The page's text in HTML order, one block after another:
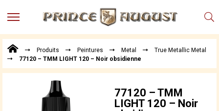
MENU
Points
de
Vente
Actualités
Produits Peintures Metal
True Metallic Metal
77120 – TMM LIGHT 120 – Noir obsidienne
77120 – TMM
LIGHT 120 – Noir